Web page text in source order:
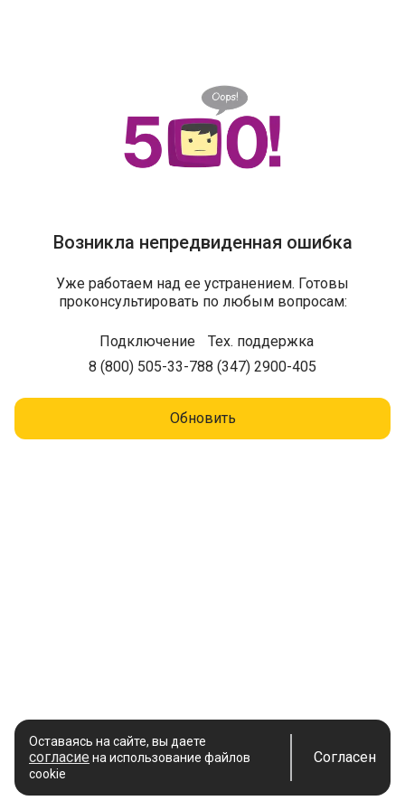
Возникла непредвиденная ошибка
Уже работаем над ее устранением. Готовы
проконсультировать по любым вопросам:
Подключение
8 (800) 505-33-78
Тех. поддержка
8 (347) 2900-405
Обновить
Оставаясь на сайте, вы даете
согласие на использование файлов
cookie
Согласен